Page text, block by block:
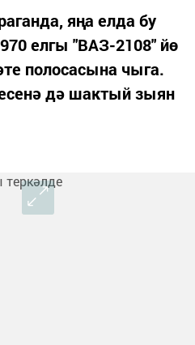
яңа елда бу
елгы "ВАЗ-2108" йө
полосасына чыга.
дә шактый зыян